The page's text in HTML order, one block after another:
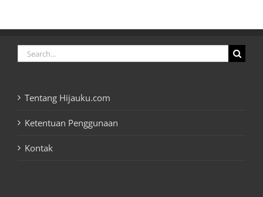
Search
for:
Tentang Hijauku.com
Ketentuan Penggunaan
Kontak